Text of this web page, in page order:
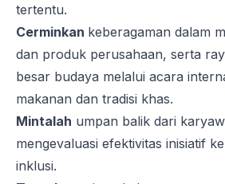
tertentu.
Cerminkan keberagaman dalam
dan produk perusahaan, serta
besar budaya melalui acara
makanan dan tradisi khas.
Mintalah umpan balik dari
mengevaluasi efektivitas inisiatif
inklusi.